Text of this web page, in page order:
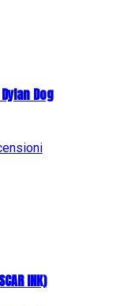
Dog
INK)